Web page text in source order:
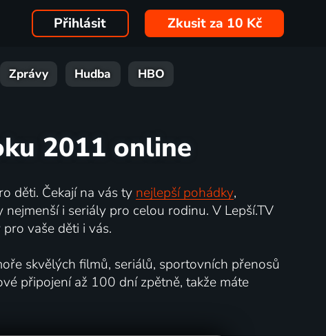
Přihlásit Zkusit za 10 Kč
Zprávy Hudba HBO
2011 online
děti. Čekají na vás ty nejlepší pohádky,
i seriály pro celou rodinu. V Lepší.TV
vaše děti i vás.
skvělých filmů, seriálů, sportovních přenosů
připojení až 100 dní zpětně, takže máte